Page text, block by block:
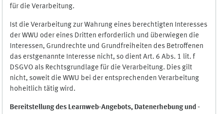
für die Verarbeitung.
Ist die Verarbeitung zur Wahrung eines berechtigten Interesses
der WWU oder eines Dritten erforderlich und überwiegen die
Interessen, Grundrechte und Grundfreiheiten des Betroffenen
das erstgenannte Interesse nicht, so dient Art. 6 Abs. 1 lit. f
DSGVO als Rechtsgrundlage für die Verarbeitung. Dies gilt
nicht, soweit die WWU bei der entsprechenden Verarbeitung
hoheitlich tätig wird.
Bereitstellung des Learnweb-Angebots, Datenerhebung und -